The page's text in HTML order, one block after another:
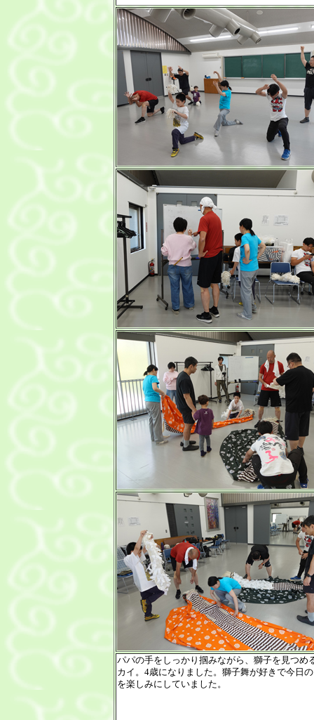
パパの手をしっかり掴みながら、獅子を見つめ
カイ。4歳になりました。獅子舞が好きで今日
を楽しみにしていました。